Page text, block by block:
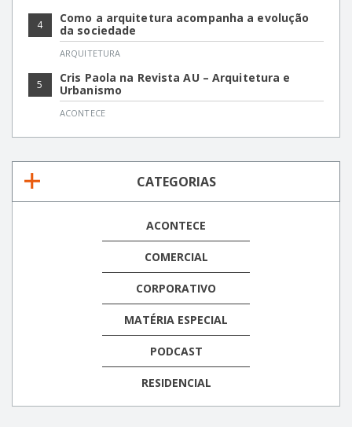
4
Como a arquitetura acompanha a evolução
da sociedade
ARQUITETURA
5
Cris Paola na Revista AU – Arquitetura e
Urbanismo
ACONTECE
CATEGORIAS
ACONTECE
COMERCIAL
CORPORATIVO
MATÉRIA ESPECIAL
PODCAST
RESIDENCIAL